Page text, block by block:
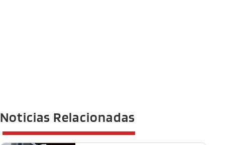
Noticias Relacionadas